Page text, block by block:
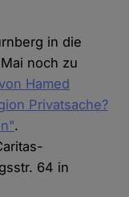
in die
noch zu
Hamed
Privatsache?
.
64 in